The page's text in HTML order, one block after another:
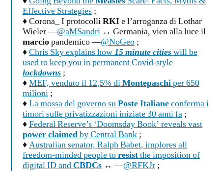
Effective Strategies ;
♦ Corona_ I protocolliRKIe l’arroganza di Lothar
Wieler —@aMSandri ↔ Germania, vien alla luce il
marciopandemico —@NoGeo ;
♦Chris Sky explains how15 minute citieswill be
used to keep you in permanent Covid-style
lockdowns ;
♦MEF, venduto il 12,5% diMontepaschiper 650
milioni ;
♦La mossa del governo suPoste Italianeconferma i
timori sulle privatizzazioni iniziate 30 anni fa ;
♦Federal Reserve’s ‘Doomsday Book’ reveals vast
power claimedby Central Bank ;
♦Australian senator, Ralph Babet, implores all
freedom-minded people toresistthe imposition of
digital ID andCBDCs ↔ —@RFKJr ;